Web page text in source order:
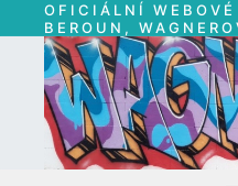
Přeskočit
na
obsah
OFICIÁLNÍ WEBOVÉ
BEROUN,